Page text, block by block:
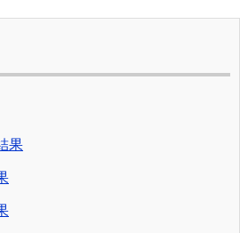
果